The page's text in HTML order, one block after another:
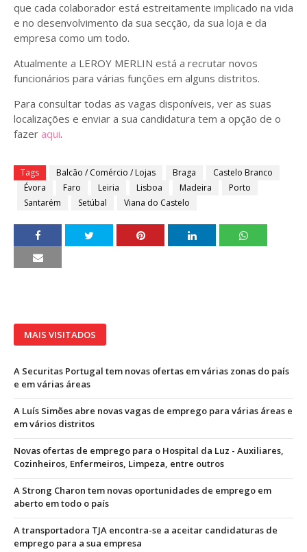
que cada colaborador está estreitamente implicado na vida
e no desenvolvimento da sua secção, da sua loja e da
empresa como um todo.
Atualmente a LEROY MERLIN está a recrutar novos
funcionários para várias funções em alguns distritos.
Para consultar todas as vagas disponíveis, ver as suas
localizações e enviar a sua candidatura tem a opção de o
fazer aqui.
Tags Balcão / Comércio / Lojas Braga
Castelo Branco
Évora
Faro Leiria Lisboa Madeira
Porto
Santarém
Setúbal Viana do Castelo
MAIS VISITADOS
A Securitas Portugal tem novas ofertas em várias zonas do país
e em várias áreas
A Luís Simões abre novas vagas de emprego para várias áreas e
em vários distritos
Novas ofertas de emprego para o Hospital da Luz - Auxiliares,
Cozinheiros, Enfermeiros, Limpeza, entre outros
A Strong Charon tem novas oportunidades de emprego em
aberto em todo o país
A transportadora TJA encontra-se a aceitar candidaturas de
emprego para a sua empresa